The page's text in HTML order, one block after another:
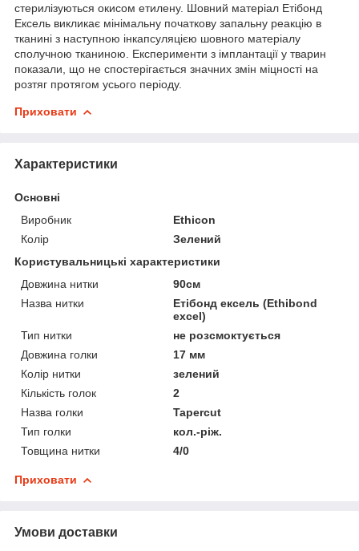
стерилізуються окисом етилену. Шовний матеріал Етібонд
Ексель викликає мінімальну початкову запальну реакцію в
тканині з наступною інкапсуляцією шовного матеріалу
сполучною тканиною. Експерименти з імплантації у тварин
показали, що не спостерігається значних змін міцності на
розтяг протягом усього періоду.
Приховати
Характеристики
Основні
Виробник
Ethicon
Колір
Зелений
Користувальницькі характеристики
Довжина нитки
90см
Назва нитки
Етібонд ексель (Ethibond
excel)
Тип нитки
не розсмоктується
Довжина голки
17 мм
Колір нитки
зелений
Кількість голок
2
Назва голки
Tapercut
Тип голки
кол.-ріж.
Товщина нитки
4/0
Приховати
Умови доставки